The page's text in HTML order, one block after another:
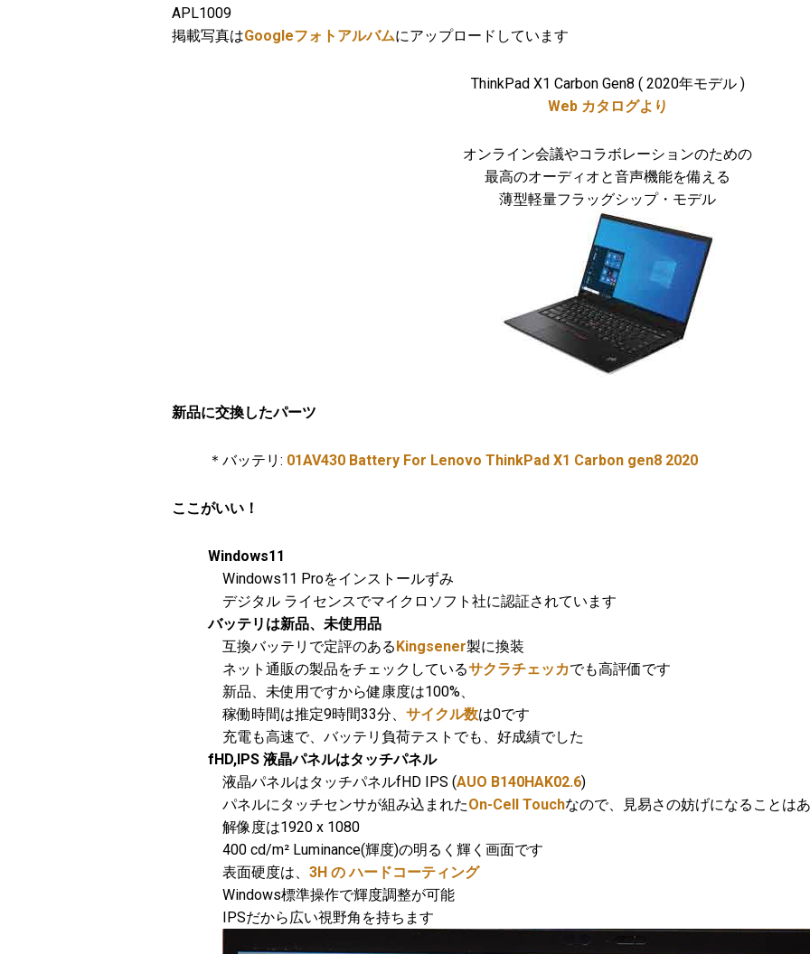
APL1009
掲載写真はGoogleフォトアルバムにアップロードしています
ThinkPad X1 Carbon Gen8 ( 2020年モデル )
Web カタログより
オンライン会議やコラボレーションのための
最高のオーディオと音声機能を備える
薄型軽量フラッグシップ・モデル
新品に交換したパーツ
＊バッテリ: 01AV430 Battery For Lenovo ThinkPad X1 Carbon gen8 2020
ここがいい！
Windows11
Windows11 Proをインストールずみ
デジタル ライセンスでマイクロソフト社に認証されています
バッテリは新品、未使用品
互換バッテリで定評のあるKingsener製に換装
ネット通販の製品をチェックしているサクラチェッカでも高評価です
新品、未使用ですから健康度は100%、
稼働時間は推定9時間33分、 サイクル数は0です
充電も高速で、バッテリ負荷テストでも、好成績でした
fHD,IPS 液晶パネルはタッチパネル
液晶パネルはタッチパネルfHD IPS (AUO B140HAK02.6)
パネルにタッチセンサが組み込まれたOn-Cell Touchなので、見易さの妨げになることは
解像度は1920 x 1080
400 cd/m² Luminance(輝度)の明るく輝く画面です
表面硬度は、 3H の ハードコーティング
Windows標準操作で輝度調整が可能
IPSだから広い視野角を持ちます